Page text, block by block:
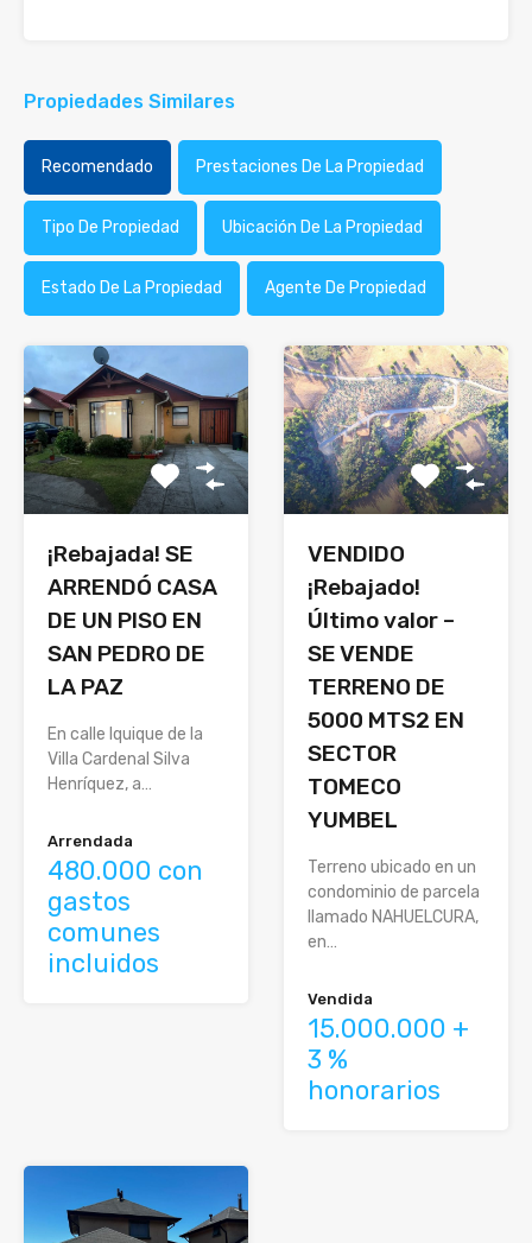
Propiedades Similares
Recomendado Prestaciones De La Propiedad
Tipo De Propiedad Ubicación De La Propiedad
Estado De La Propiedad Agente De Propiedad
¡Rebajada! SE
ARRENDÓ CASA
DE UN PISO EN
SAN PEDRO DE
LA PAZ
En calle Iquique de la
Villa Cardenal Silva
Henríquez, a…
Arrendada
480.000 con
gastos
comunes
incluidos
VENDIDO
¡Rebajado!
Último valor –
SE VENDE
TERRENO DE
5000 MTS2 EN
SECTOR
TOMECO
YUMBEL
Terreno ubicado en un
condominio de parcela
llamado NAHUELCURA,
en…
Vendida
15.000.000 +
3 %
honorarios